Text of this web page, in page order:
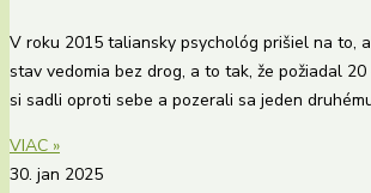
V roku 2015 taliansky psychológ prišiel na to,
stav vedomia bez drog, a to tak, že požiadal
si sadli oproti sebe a pozerali sa jeden
VIAC »
30. jan 2025